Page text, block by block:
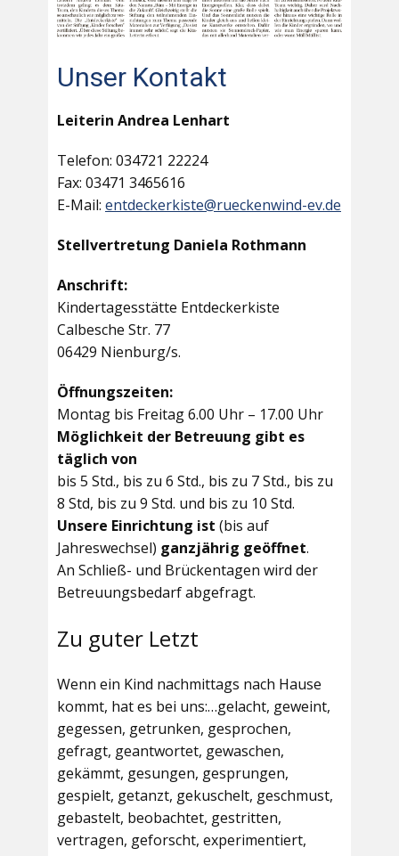
Unser Kontakt
Leiterin Andrea Lenhart
Telefon: 034721 22224
Fax: 03471 3465616
E-Mail: entdeckerkiste@rueckenwind-ev.de
Stellvertretung Daniela Rothmann
Anschrift:
Kindertagesstätte Entdeckerkiste
Calbesche Str. 77
06429 Nienburg/s.
Öffnungszeiten:
Montag bis Freitag 6.00 Uhr – 17.00 Uhr
Möglichkeit der Betreuung gibt es
täglich von
bis 5 Std., bis zu 6 Std., bis zu 7 Std., bis zu
8 Std, bis zu 9 Std. und bis zu 10 Std.
Unsere Einrichtung ist (bis auf
Jahreswechsel) ganzjährig geöffnet.
An Schließ- und Brückentagen wird der
Betreuungsbedarf abgefragt.
Zu guter Letzt
Wenn ein Kind nachmittags nach Hause
kommt, hat es bei uns:…gelacht, geweint,
gegessen, getrunken, gesprochen,
gefragt, geantwortet, gewaschen,
gekämmt, gesungen, gesprungen,
gespielt, getanzt, gekuschelt, geschmust,
gebastelt, beobachtet, gestritten,
vertragen, geforscht, experimentiert,